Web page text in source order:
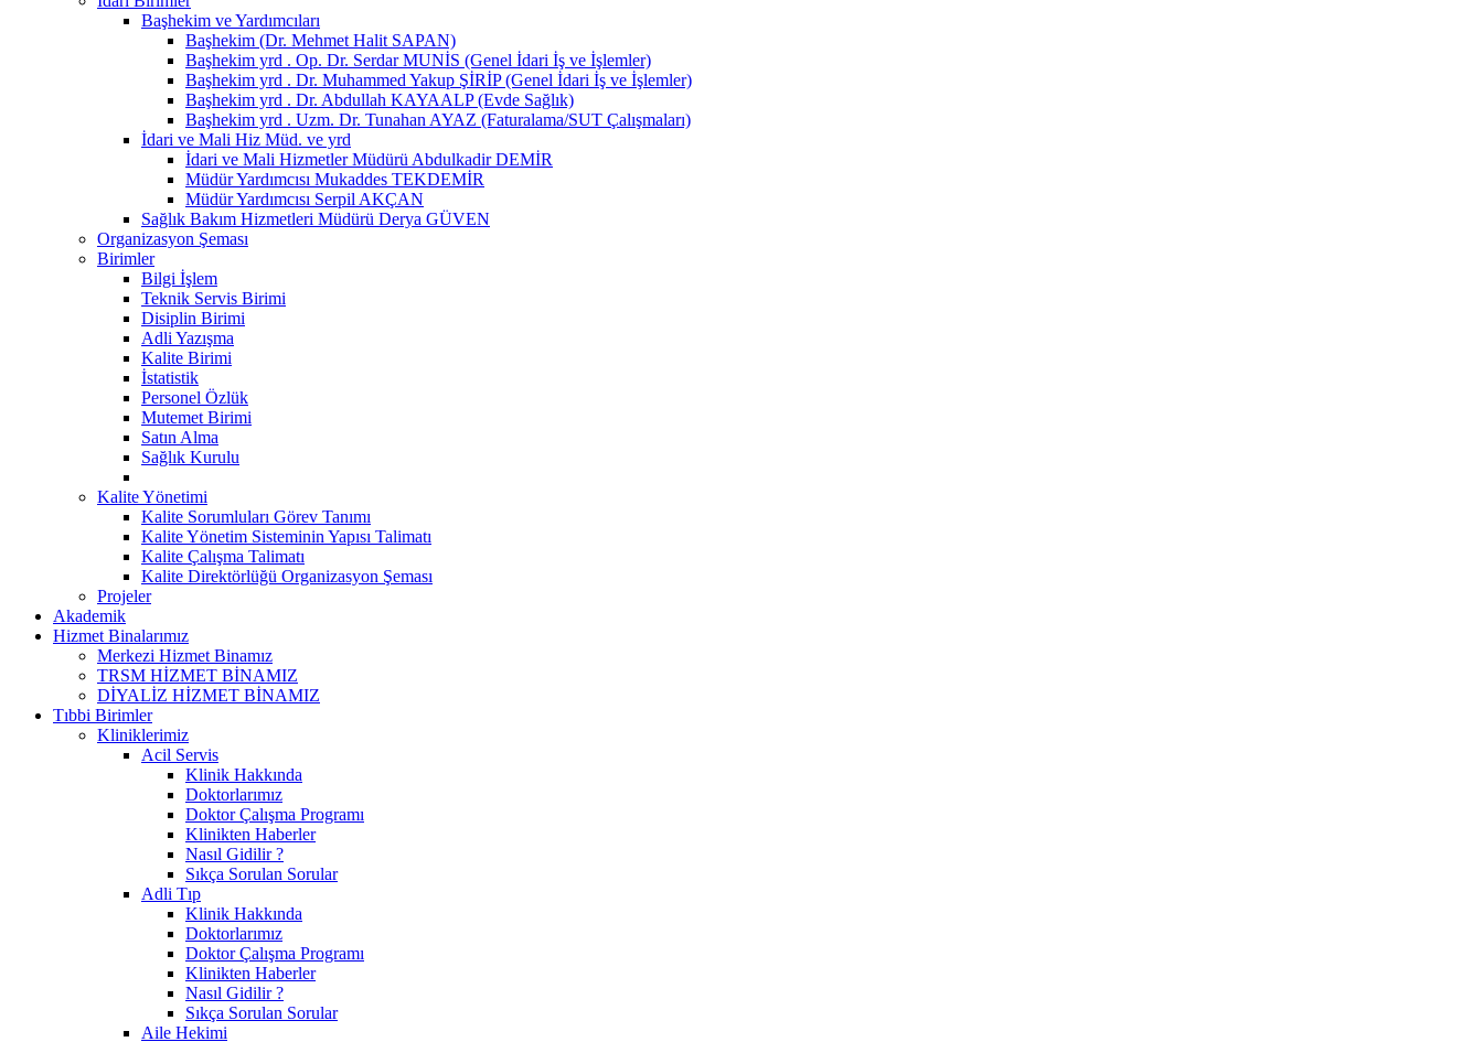
Başhekim ve Yardımcıları
Başhekim (Dr. Mehmet Halit SAPAN)
Başhekim yrd . Op. Dr. Serdar MUNİS (Genel İdari İş ve İşlemler)
Başhekim yrd . Dr. Muhammed Yakup ŞİRİP (Genel İdari İş ve İşlemler)
Başhekim yrd . Dr. Abdullah KAYAALP (Evde Sağlık)
Başhekim yrd . Uzm. Dr. Tunahan AYAZ (Faturalama/SUT Çalışmaları)
İdari ve Mali Hiz Müd. ve yrd
İdari ve Mali Hizmetler Müdürü Abdulkadir DEMİR
Müdür Yardımcısı Mukaddes TEKDEMİR
Müdür Yardımcısı Serpil AKÇAN
Sağlık Bakım Hizmetleri Müdürü Derya GÜVEN
Organizasyon Şeması
Birimler
Bilgi İşlem
Teknik Servis Birimi
Disiplin Birimi
Adli Yazışma
Kalite Birimi
İstatistik
Personel Özlük
Mutemet Birimi
Satın Alma
Sağlık Kurulu
Kalite Yönetimi
Kalite Sorumluları Görev Tanımı
Kalite Yönetim Sisteminin Yapısı Talimatı
Kalite Çalışma Talimatı
Kalite Direktörlüğü Organizasyon Şeması
Projeler
Akademik
Hizmet Binalarımız
Merkezi Hizmet Binamız
TRSM HİZMET BİNAMIZ
DİYALİZ HİZMET BİNAMIZ
Tıbbi Birimler
Kliniklerimiz
Acil Servis
Klinik Hakkında
Doktorlarımız
Doktor Çalışma Programı
Klinikten Haberler
Nasıl Gidilir ?
Sıkça Sorulan Sorular
Adli Tıp
Klinik Hakkında
Doktorlarımız
Doktor Çalışma Programı
Klinikten Haberler
Nasıl Gidilir ?
Sıkça Sorulan Sorular
Aile Hekimi